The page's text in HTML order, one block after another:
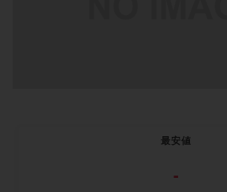
最安値
-